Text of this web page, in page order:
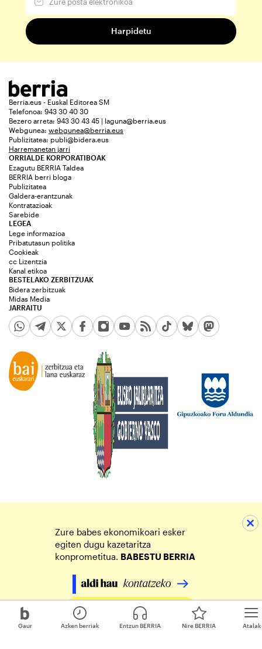
Gaur Atalak
Azken berriak Entzun BERRIA Nire BERRIA
Berria.eus - Euskal Editorea SM
Telefonoa: 943 30 40 30
Bezero arreta: 943 30 43 45 | laguna@berria.eus
Webgunea: webgunea@berria.eus
Publizitatea: publi@bidera.eus
Harremanetan jarri
ORRIALDE KORPORATIBOAK
Ezagutu BERRIA Taldea
BERRIA berri bloga
Publizitatea
Galdera-erantzunak
Kontratazioak
Sarebide
JARRAITU
LEGEA
Lege informazioa
Pribatutasun politika
Cookieak
cc Lizentzia
Kanal etikoa
BESTELAKO ZERBITZUAK
Bidera zerbitzuak
Midas Media
Zure babes ekonomikoari esker
egiten dugu kazetaritza
konprometitua. BABESTU BERRIA
Egin zure ekarpena